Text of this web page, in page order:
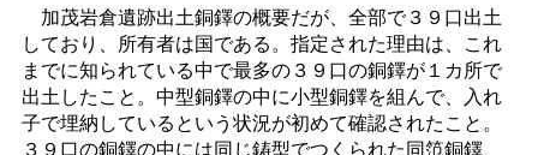
加茂岩倉遺跡出土銅鐸の概要だが、全部で３９口出土
しており、所有者は国である。指定された理由は、これ
までに知られている中で最多の３９口の銅鐸が１カ所で
出土したこと。中型銅鐸の中に小型銅鐸を組んで、入れ
子で埋納しているという状況が初めて確認されたこと。
３９口の銅鐸の中には同じ鋳型でつくられた同笵銅鐸、